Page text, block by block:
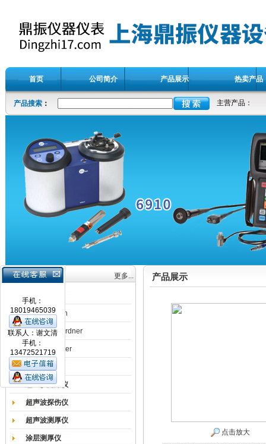
首页 公司简介 产品展示 热卖产品
产品搜索 ： 主营产品：
手机：
18019465039
联系人：谢文清
手机：
13472521719
产品目录 更多...
涂膜机
德国Erichsen
德国BYK-Gardner
英国Elcometer
耐磨试验机
色差仪光泽仪
超声波探伤仪
超声波测厚仪
涂层测厚仪
产品展示
点击放大